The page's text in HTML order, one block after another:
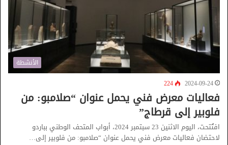
الأنشطة
2024-09-24
224
فعاليات معرض فني يحمل عنوان “صلامبو: من
فلوبير إلى قرطاج”
افتُتحت، اليوم الاثنين 23 سبتمبر 2024، أبواب المتحف الوطني بباردو
لاحتضان فعاليات معرض فني يحمل عنوان “صلامبو: من فلوبير إلى…